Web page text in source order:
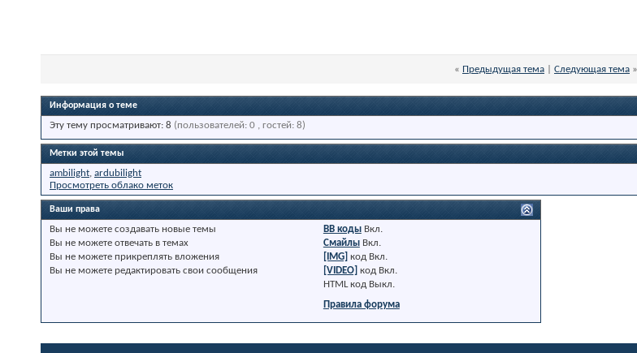
« Предыдущая тема Следующая тема »
Информация о теме
Эту тему просматривают: 8 (пользователей: 0 , гостей: 8)
Метки этой темы
ambilight, ardubilight
Просмотреть облако меток
Ваши права
Вы не можете создавать новые темы
Вы не можете отвечать в темах
Вы не можете прикреплять вложения
Вы не можете редактировать свои сообщения
BB коды Вкл.
Смайлы Вкл.
[IMG] код Вкл.
[VIDEO] код Вкл.
HTML код Выкл.
Правила форума